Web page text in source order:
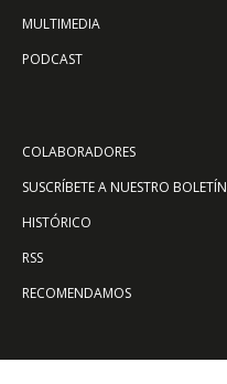
MULTIMEDIA
PODCAST
COLABORADORES
SUSCRÍBETE A NUESTRO BOLETÍN
HISTÓRICO
RSS
RECOMENDAMOS